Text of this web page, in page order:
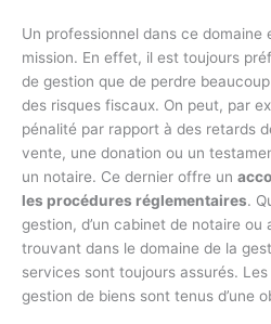
Un professionnel dans ce domaine
mission. En effet, il est toujours
de gestion que de perdre
des risques fiscaux. On peut, par
pénalité par rapport à des retards
vente, une donation ou un
un notaire. Ce dernier offre un
les procédures réglementaires.
gestion, d’un cabinet de notaire ou
trouvant dans le domaine de la
services sont toujours assurés.
gestion de biens sont tenus d’une